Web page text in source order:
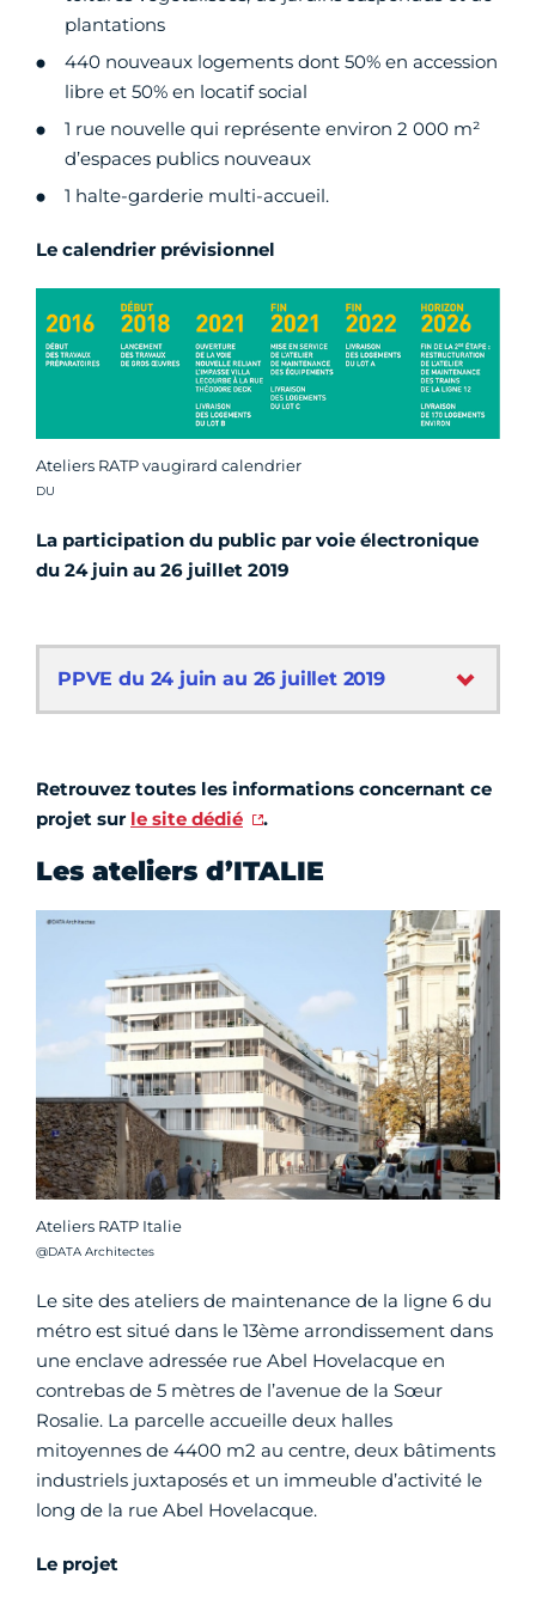
plantations
440 nouveaux logements dont 50% en accession
libre et 50% en locatif social
1 rue nouvelle qui représente environ 2 000 m²
d’espaces publics nouveaux
1 halte-garderie multi-accueil.
Le calendrier prévisionnel
Ateliers RATP vaugirard calendrier
Crédit photo :
DU
La participation du public par voie électronique
du 24 juin au 26 juillet 2019
PPVE du 24 juin au 26 juillet 2019
Retrouvez toutes les informations concernant ce
projet sur le site dédié .
Les ateliers d’ITALIE
Ateliers RATP Italie
Crédit photo :
@DATA Architectes
Le site des ateliers de maintenance de la ligne 6 du
métro est situé dans le 13ème arrondissement dans
une enclave adressée rue Abel Hovelacque en
contrebas de 5 mètres de l’avenue de la Sœur
Rosalie. La parcelle accueille deux halles
mitoyennes de 4400 m2 au centre, deux bâtiments
industriels juxtaposés et un immeuble d’activité le
long de la rue Abel Hovelacque.
Le projet